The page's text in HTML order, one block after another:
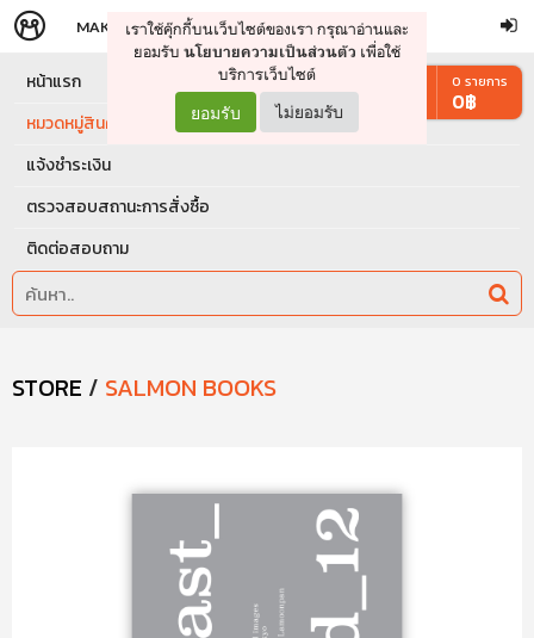
จัดการรถเข็น ดำเนินการต่อ
MAKERS STORE
เราใช้คุ๊กกี้บนเว็บไซต์ของเรา กรุณาอ่านและ
ยอมรับ นโยบายความเป็นส่วนตัว เพื่อใช้
บริการเว็บไซต์
ยอมรับ ไม่ยอมรับ
หน้าแรก
หมวดหมู่สินค้า
แจ้งชำระเงิน
ตรวจสอบสถานะการสั่งซื้อ
ติดต่อสอบถาม
0 รายการ
0฿
STORE / SALMON BOOKS